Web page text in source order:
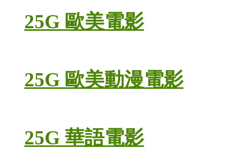
25G 歐美電影
25G 歐美動漫電影
25G 華語電影